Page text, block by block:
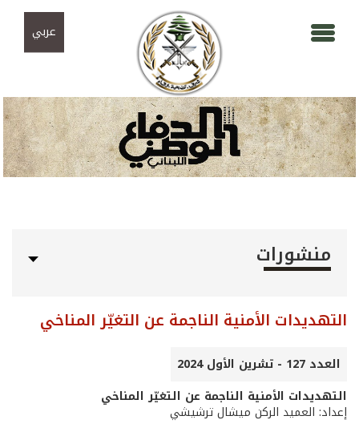
عربي
منشورات
التهديدات الأمنية الناجمة عن التغيّر المناخي
العدد 127 - تشرين الأول 2024
التهديدات الأمنية الناجمة عن التغيّر المناخي
إعداد: العميد الركن ميشال ترشيشي